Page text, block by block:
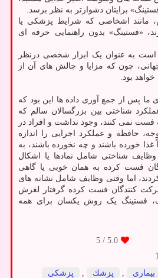
برایتان دشوارتر به نظر برسد.
مانند اشخاصی که شرایط پزشکی یا
«فستینگ» بدون راهنمایی حرفه ای
است به عنوان یک ابزار شخصی درنظر
چون که مزایا و چالش های آن از
بود.
ما پس از جمع آوری داده ها این بود که
شناختی بین بزرگسالان سالم که
نمی کنند، وجود نداشت و افراد در
حافظه و عملکرد اجرایی را اندازه
خورده باشند و چه نخورده باشند، به
شناختی شامل نمادها یا اشکال
فست کرده به همان خوبی یا گاهی
اما وقتی وظایف شامل نشانه های
شرکت کنندگان فست کرده گرفتار لغزش
فستینگ یک روش یکسان برای همه
5.0
/ 5
بیماری پزشك پزشكی